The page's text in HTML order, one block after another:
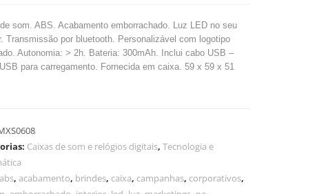
som. ABS. Acabamento emborrachado. Luz LED no seu
Transmissão por bluetooth. Personalizável com logotipo
Autonomia: > 2h. Bateria: 300mAh. Inclui cabo USB –
para carregamento. Fornecida em caixa. 59 x 59 x 51
Caixas de som e relógios digitais,Tecnologia e
abs,acabamento, brindes, caixa, campanhas, corporativos,